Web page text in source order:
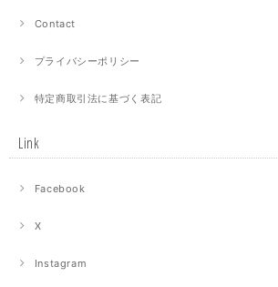
Contact
プライバシーポリシー
特定商取引法に基づく表記
Link
Facebook
X
Instagram